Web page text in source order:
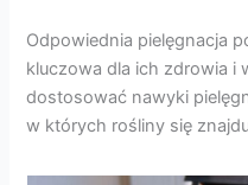
Odpowiednia pielęgnacja
kluczowa dla ich zdrowia i
dostosować nawyki
w których rośliny się